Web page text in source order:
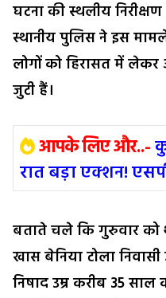
घटना की स्थलीय
स्थानीय पुलिस ने इस
लोगों को हिरासत में
जुटी हैं।
आपके लिए और..-
रात बड़ा एक्शन!
बताते चले कि गुरुवार को
खास बेनिया टोला निवासी
निषाद उम्र करीब 35